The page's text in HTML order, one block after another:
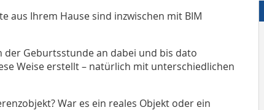
aus Ihrem Hause sind inzwischen mit BIM
der Geburtsstunde an dabei und bis dato
Weise erstellt – natürlich mit unterschiedlichen
War es ein reales Objekt oder ein